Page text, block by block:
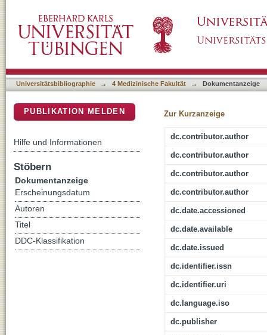
on Cerebral Amyloid Status
Universitätsbibliographie → 4 Medizinische Fakultät → Dokumentanzeige
Zur Kurzanzeige
dc.contributor.author
dc.contributor.author
dc.contributor.author
dc.contributor.author
dc.date.accessioned
dc.date.available
dc.date.issued
dc.identifier.issn
dc.identifier.uri
dc.language.iso
dc.publisher
PUBLIKATION MELDEN
Hilfe und Informationen
Stöbern
Dokumentanzeige
Erscheinungsdatum
Autoren
Titel
DDC-Klassifikation